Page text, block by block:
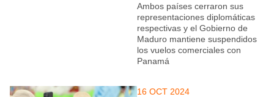
Ambos países cerraron sus
representaciones diplomáticas
respectivas y el Gobierno de
Maduro mantiene suspendidos
los vuelos comerciales con
Panamá
16 OCT 2024